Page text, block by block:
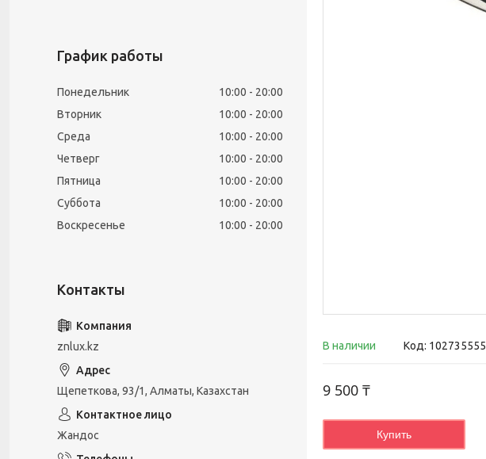
В наличии Код: 102735555
9 500 ₸
Купить
График работы
Понедельник 10:00
20:00
Вторник
10:00
20:00
Среда
10:00
20:00
Четверг
10:00
20:00
Пятница
10:00
20:00
Суббота
10:00
20:00
Воскресенье
10:00 20:00
znlux.kz
Щепеткова, 93/1, Алматы, Казахстан
Жандос